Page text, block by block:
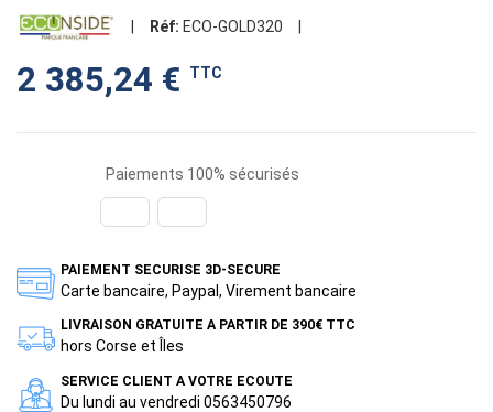
Réf: ECO-GOLD320
2 385,24 € TTC
Paiements 100% sécurisés
PAIEMENT SECURISE 3D-SECURE
Carte bancaire, Paypal, Virement bancaire
LIVRAISON GRATUITE A PARTIR DE 390€ TTC
hors Corse et Îles
SERVICE CLIENT A VOTRE ECOUTE
Du lundi au vendredi 0563450796